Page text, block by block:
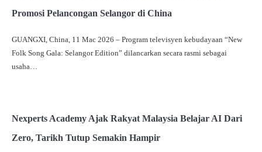
Promosi Pelancongan Selangor di China
GUANGXI, China, 11 Mac 2026 – Program televisyen kebudayaan “New
Folk Song Gala: Selangor Edition” dilancarkan secara rasmi sebagai
usaha…
Nexperts Academy Ajak Rakyat Malaysia Belajar AI Dari
Zero, Tarikh Tutup Semakin Hampir